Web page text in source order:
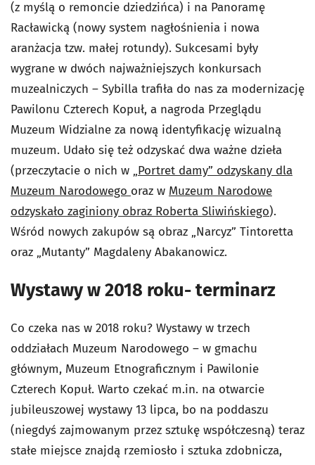
(z myślą o remoncie dziedzińca) i na Panoramę
Racławicką (nowy system nagłośnienia i nowa
aranżacja tzw. małej rotundy). Sukcesami były
wygrane w dwóch najważniejszych konkursach
muzealniczych – Sybilla trafiła do nas za modernizację
Pawilonu Czterech Kopuł, a nagroda Przeglądu
Muzeum Widzialne za nową identyfikację wizualną
muzeum. Udało się też odzyskać dwa ważne dzieła
(przeczytacie o nich w „Portret damy” odzyskany dla
Muzeum Narodowego oraz w Muzeum Narodowe
odzyskało zaginiony obraz Roberta Sliwińskiego).
Wśród nowych zakupów są obraz „Narcyz” Tintoretta
oraz „Mutanty” Magdaleny Abakanowicz.
Wystawy w 2018 roku- terminarz
Co czeka nas w 2018 roku? Wystawy w trzech
oddziałach Muzeum Narodowego – w gmachu
głównym, Muzeum Etnograficznym i Pawilonie
Czterech Kopuł. Warto czekać m.in. na otwarcie
jubileuszowej wystawy 13 lipca, bo na poddaszu
(niegdyś zajmowanym przez sztukę współczesną) teraz
stałe miejsce znajdą rzemiosło i sztuka zdobnicza,